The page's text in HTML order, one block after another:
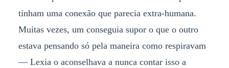
tinham uma conexão que parecia extra-humana.
Muitas vezes, um conseguia supor o que o outro
estava pensando só pela maneira como respiravam
— Lexia o aconselhava a nunca contar isso a